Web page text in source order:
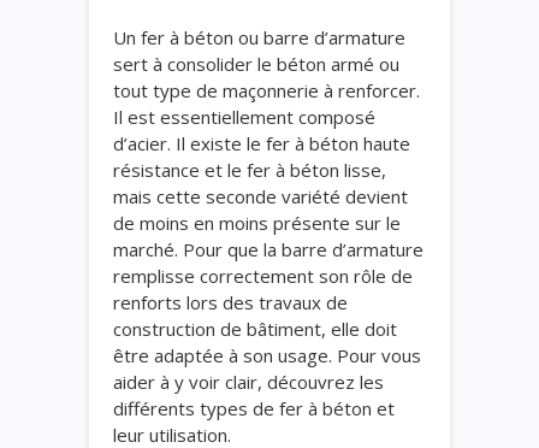
Un fer à béton ou barre d’armature
sert à consolider le béton armé ou
tout type de maçonnerie à renforcer.
Il est essentiellement composé
d’acier. Il existe le fer à béton haute
résistance et le fer à béton lisse,
mais cette seconde variété devient
de moins en moins présente sur le
marché. Pour que la barre d’armature
remplisse correctement son rôle de
renforts lors des travaux de
construction de bâtiment, elle doit
être adaptée à son usage. Pour vous
aider à y voir clair, découvrez les
différents types de fer à béton et
leur utilisation.